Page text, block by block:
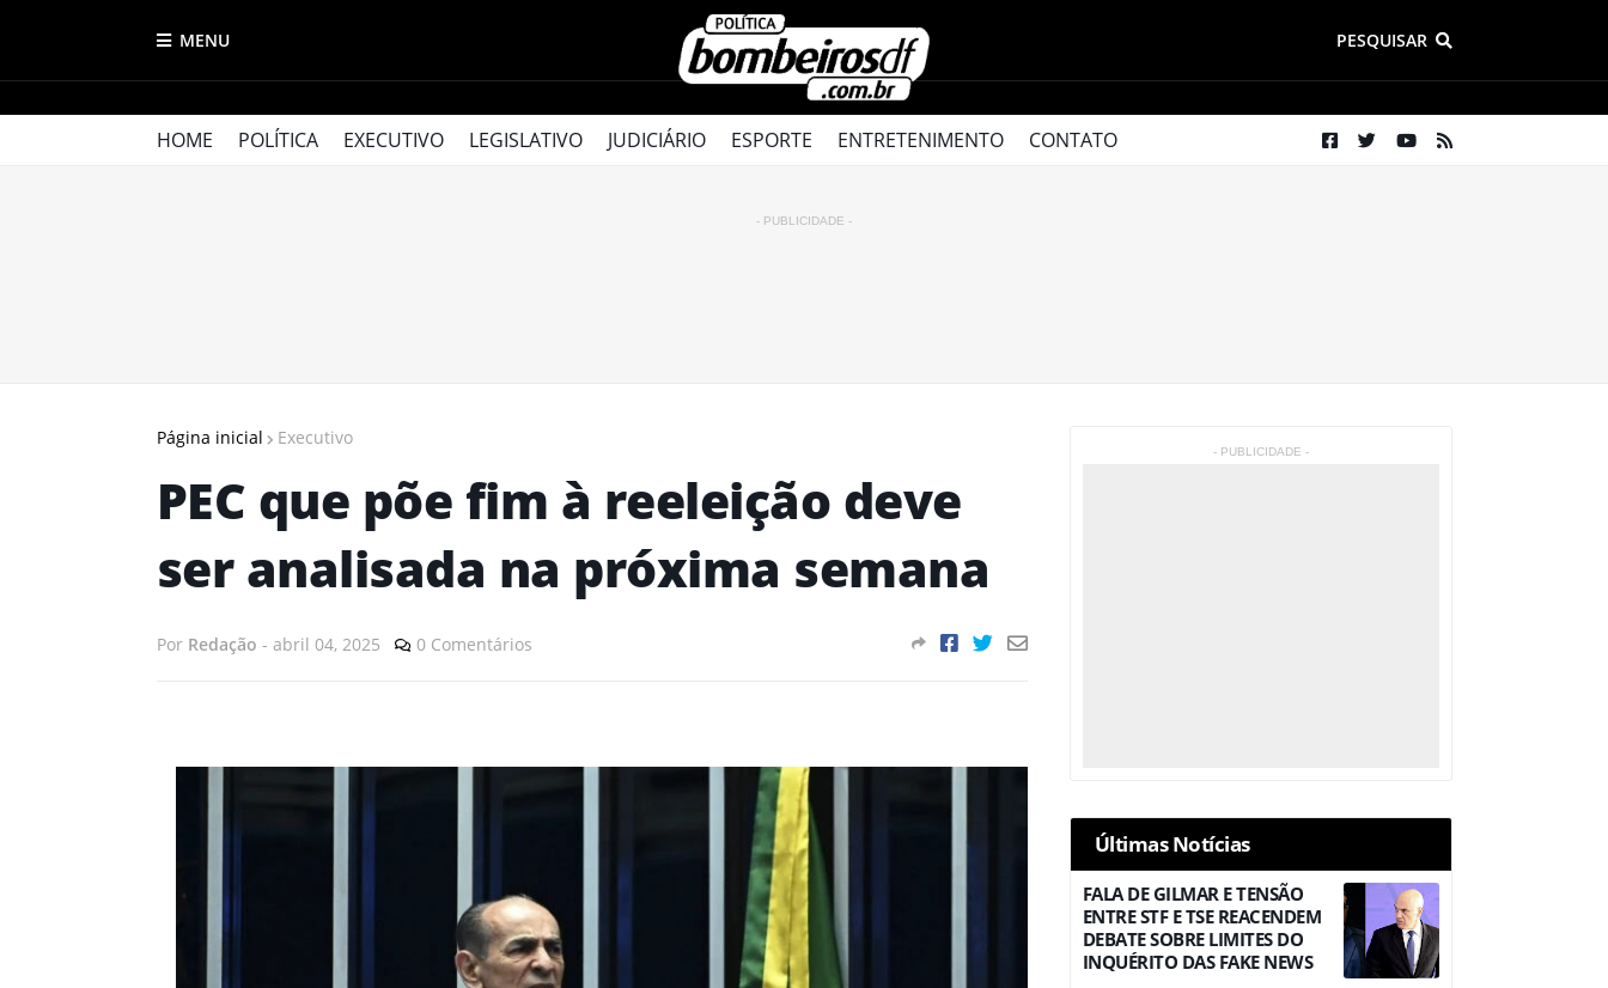
MENU PESQUISAR
HOME POLÍTICA EXECUTIVO LEGISLATIVO JUDICIÁRIO ESPORTE ENTRETENIMENTO CONTATO
- PUBLICIDADE -
Página inicial Executivo
PEC que põe fim à reeleição deve
ser analisada na próxima semana
Por Redação - abril 04, 2025 0 Comentários
- PUBLICIDADE -
Últimas Notícias
FALA DE GILMAR E TENSÃO
ENTRE STF E TSE REACENDEM
DEBATE SOBRE LIMITES DO
INQUÉRITO DAS FAKE NEWS